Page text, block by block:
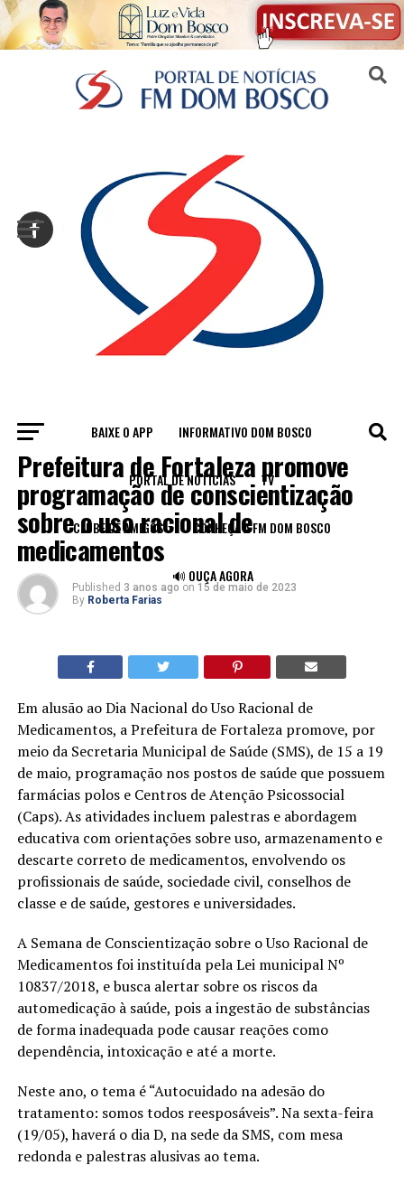
BAIXE O APP INFORMATIVO DOM BOSCO
PORTAL DE NOTÍCIAS TV
CLUBE DE AMIGOS CONHEÇA A FM DOM BOSCO
🔊 OUÇA AGORA
LEGADO
Prefeitura de Fortaleza promove
programação de conscientização
sobre o uso racional de
medicamentos
Published 3 anos ago on 15 de maio de 2023
By Roberta Farias
Em alusão ao Dia Nacional do Uso Racional de
Medicamentos, a Prefeitura de Fortaleza promove, por
meio da Secretaria Municipal de Saúde (SMS), de 15 a 19
de maio, programação nos postos de saúde que possuem
farmácias polos e Centros de Atenção Psicossocial
(Caps). As atividades incluem palestras e abordagem
educativa com orientações sobre uso, armazenamento e
descarte correto de medicamentos, envolvendo os
profissionais de saúde, sociedade civil, conselhos de
classe e de saúde, gestores e universidades.
A Semana de Conscientização sobre o Uso Racional de
Medicamentos foi instituída pela Lei municipal Nº
10837/2018, e busca alertar sobre os riscos da
automedicação à saúde, pois a ingestão de substâncias
de forma inadequada pode causar reações como
dependência, intoxicação e até a morte.
Neste ano, o tema é “Autocuidado na adesão do
tratamento: somos todos reesposáveis”. Na sexta-feira
(19/05), haverá o dia D, na sede da SMS, com mesa
redonda e palestras alusivas ao tema.
Sair da versão mobile